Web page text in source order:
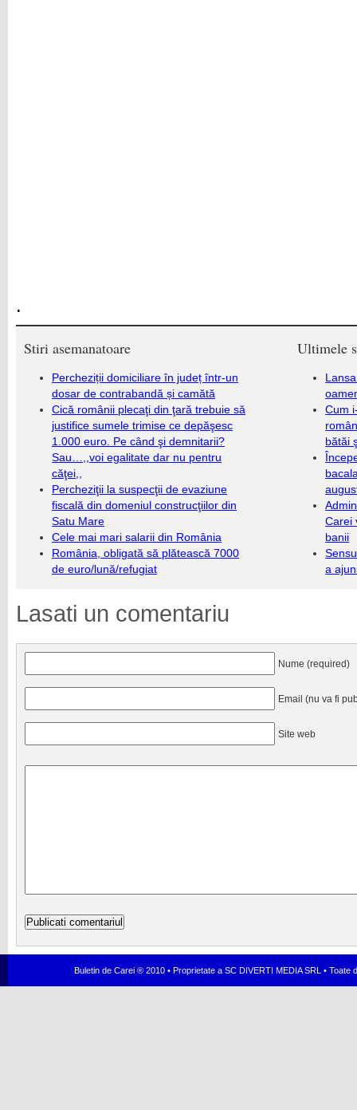
.
Stiri asemanatoare
Percheziții domiciliare în județ într-un
dosar de contrabandă și camătă
Cică românii plecaţi din ţară trebuie să
justifice sumele trimise ce depăşesc
1.000 euro. Pe când şi demnitarii?
Sau…,,voi egalitate dar nu pentru
căţei,,
Percheziţii la suspecţii de evaziune
fiscală din domeniul construcţiilor din
Satu Mare
Cele mai mari salarii din România
România, obligată să plătească 7000
de euro/lună/refugiat
Ultimele
Cum
bătăi
Carei
banii
a
Lasati un comentariu
Nume (required)
Email (nu va fi
Site web
Buletin de Carei ® 2010 • Proprietate a SC DIVERTI MEDIA SRL •